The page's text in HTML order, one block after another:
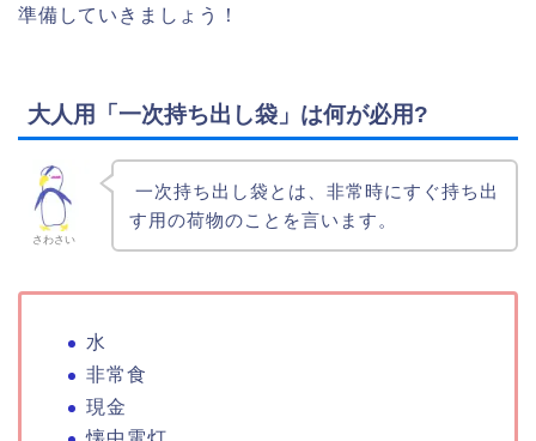
準備していきましょう！
大人用「一次持ち出し袋」は何が必用?
さわさい
一次持ち出し袋とは、非常時にすぐ持ち出
す用の荷物のことを言います。
水
非常食
現金